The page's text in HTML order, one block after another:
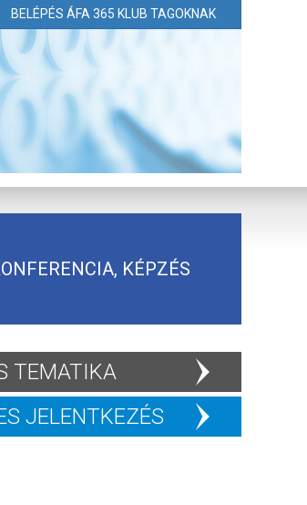
BELÉPÉS ÁFA 365 KLUB TAGOKNAK
KÉPZÉS
TEMATIKA
JELENTKEZÉS